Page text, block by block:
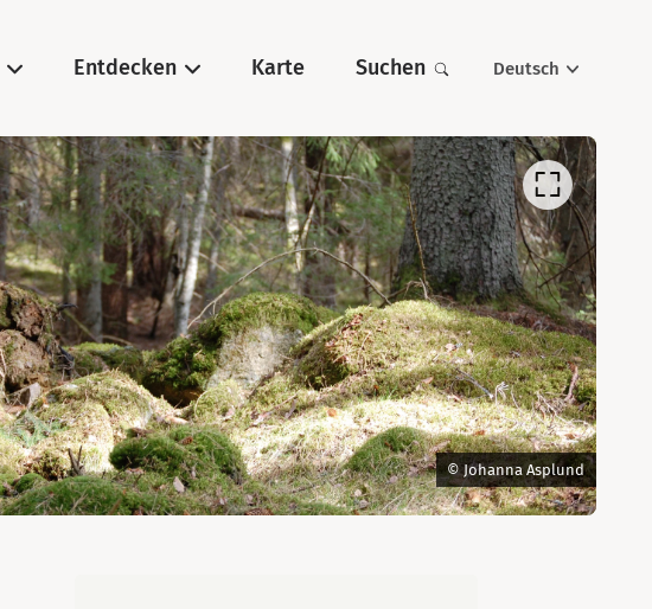
Entdecken Karte Suchen Deutsch
© Johanna Asplund